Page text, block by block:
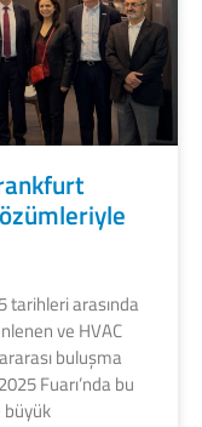
arasında
ve HVAC
buluşma
Fuarı’nda bu
büyük